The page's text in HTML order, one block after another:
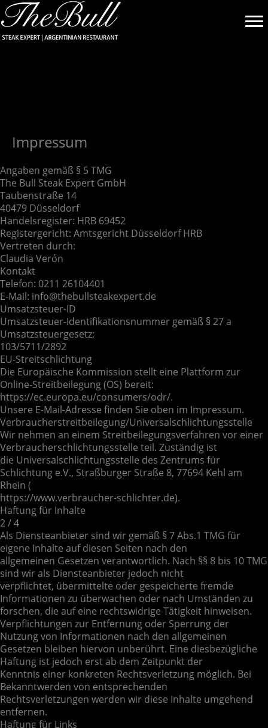
Zum
Inhalt
springen
Impressum
Angaben gemäß § 5 TMG
The Bull Steak Expert GmbH
Taubenstraße 14
40479 Düsseldorf
Handelsregister: HRB 69452
Registergericht: Amtsgericht Düsseldorf HRB
Vertreten durch:
Claudia Verón
Kontakt
Telefon: 0211 26104401
E-Mail: info@thebullsteakexpert.de
Umsatzsteuer-ID
Umsatzsteuer-Identifikationsnummer gemäß § 27 a
Umsatzsteuergesetz:
103/5711/2892
EU-Streitschlichtung
Die Europäische Kommission stellt eine Plattform zur
Online-Streitbeilegung (OS) bereit:
https://ec.europa.eu/consumers/odr/.
Unsere E-Mail-Adresse finden Sie oben im Impressum.
Verbraucherstreitbeilegung/Universalschlichtungsstelle
Wir nehmen an einem Streitbeilegungsverfahren vor einer
Verbraucherschlichtungsstelle teil. Zuständig ist
die Universalschlichtungsstelle des Zentrums für
Schlichtung e.V., Straßburger Straße 8, 77694 Kehl am
Rhein (
https://www.verbraucher-schlichter.de).
Haftung für Inhalte
2 / 4
Als Diensteanbieter sind wir gemäß § 7 Abs.1 TMG für
eigene Inhalte auf diesen Seiten nach den
allgemeinen Gesetzen verantwortlich. Nach §§ 8 bis 10 TMG
sind wir als Diensteanbieter jedoch nicht
verpflichtet, übermittelte oder gespeicherte fremde
Informationen zu überwachen oder nach Umständen zu
forschen, die auf eine rechtswidrige Tätigkeit hinweisen.
Verpflichtungen zur Entfernung oder Sperrung der
Nutzung von Informationen nach den allgemeinen
Gesetzen bleiben hiervon unberührt. Eine diesbezügliche
Haftung ist jedoch erst ab dem Zeitpunkt der
Kenntnis einer konkreten Rechtsverletzung möglich. Bei
Bekanntwerden von entsprechenden
Rechtsverletzungen werden wir diese Inhalte umgehend
entfernen.
Haftung für Links